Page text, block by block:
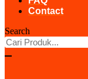
Contact
Search